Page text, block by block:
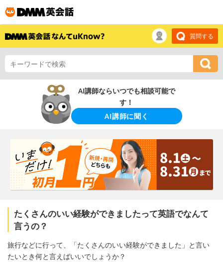
質問する
AI講師ならいつでも相談可能で
す！
AI講師に聞く
たくさんのいい経験ができましたって英語でなんて
言うの？
旅行などに行って、「たくさんのいい経験ができました」と言い
たいとき何と言えばいいでしょうか？